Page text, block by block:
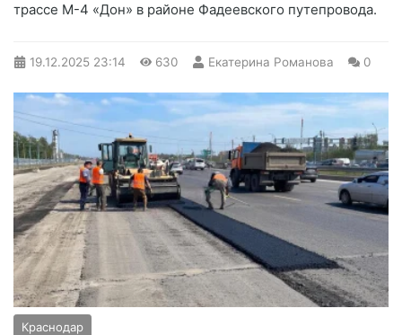
трассе М-4 «Дон» в районе Фадеевского путепровода.
19.12.2025 23:14 630 Екатерина Романова 0
Краснодар